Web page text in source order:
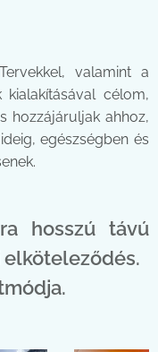
valamint a
célom,
hozzájáruljak ahhoz,
egészségben és
hosszú távú
elköteleződés.